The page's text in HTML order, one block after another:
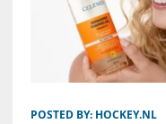
POSTED BY: HOCKEY.NL